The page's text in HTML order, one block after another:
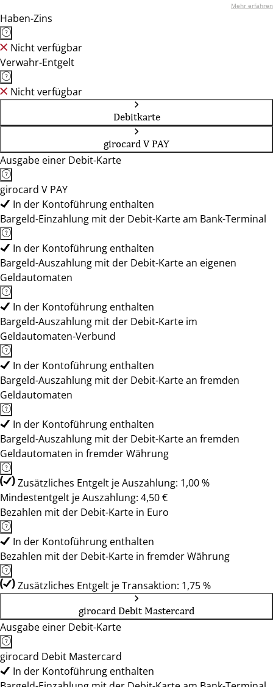
Mehr erfahren
Haben-Zins
Nicht verfügbar
Verwahr-Entgelt
Nicht verfügbar
Debitkarte
girocard V PAY
Ausgabe einer Debit-Karte
girocard V PAY
In der Kontoführung enthalten
Bargeld-Einzahlung mit der Debit-Karte am Bank-Terminal
In der Kontoführung enthalten
Bargeld-Auszahlung mit der Debit-Karte an eigenen
Geldautomaten
In der Kontoführung enthalten
Bargeld-Auszahlung mit der Debit-Karte im
Geldautomaten-Verbund
In der Kontoführung enthalten
Bargeld-Auszahlung mit der Debit-Karte an fremden
Geldautomaten
In der Kontoführung enthalten
Bargeld-Auszahlung mit der Debit-Karte an fremden
Geldautomaten in fremder Währung
Zusätzliches Entgelt je Auszahlung: 1,00 %
Mindestentgelt je Auszahlung: 4,50 €
Bezahlen mit der Debit-Karte in Euro
In der Kontoführung enthalten
Bezahlen mit der Debit-Karte in fremder Währung
Zusätzliches Entgelt je Transaktion: 1,75 %
girocard Debit Mastercard
Ausgabe einer Debit-Karte
girocard Debit Mastercard
In der Kontoführung enthalten